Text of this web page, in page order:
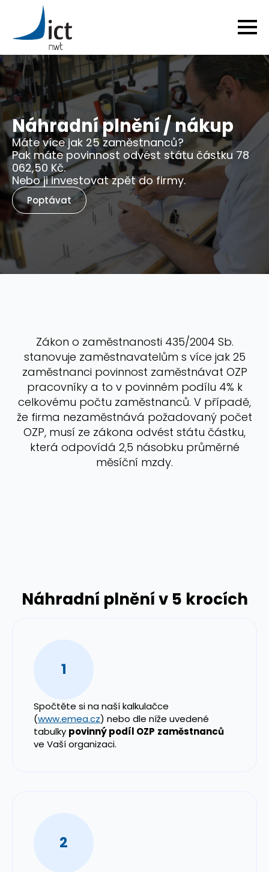
Náhradní plnění / nákup
Máte více jak 25 zaměstnanců?
Pak máte povinnost odvést státu částku 78
062,50 Kč.
Nebo ji investovat zpět do firmy.
Poptávat
Zákon o zaměstnanosti 435/2004 Sb.
stanovuje zaměstnavatelům s více jak 25
zaměstnanci povinnost zaměstnávat OZP
pracovníky a to v povinném podílu 4% k
celkovému počtu zaměstnanců. V případě,
že firma nezaměstnává požadovaný počet
OZP, musí ze zákona odvést státu částku,
která odpovídá 2,5 násobku průměrné
měsíční mzdy.
Náhradní plnění v 5 krocích
1
Spočtěte si na naší kalkulačce
(www.emea.cz) nebo dle níže uvedené
tabulky povinný podíl OZP zaměstnanců
ve Vaší organizaci.
2